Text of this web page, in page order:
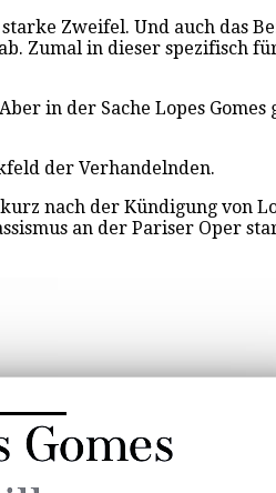
Zweifel. Und auch das
Zumal in dieser spezifisch
in der Sache Lopes
der Verhandelnden.
nach der Kündigung von
an der Pariser Oper